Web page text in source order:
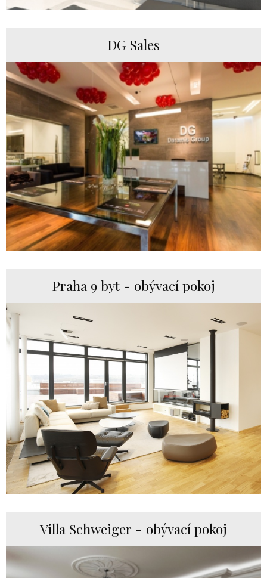
DG Sales
Praha 9 byt - obývací pokoj
Villa Schweiger - obývací pokoj